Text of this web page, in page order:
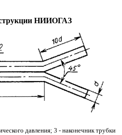
НИИОГАЗ
давления; 3 - наконечник трубки